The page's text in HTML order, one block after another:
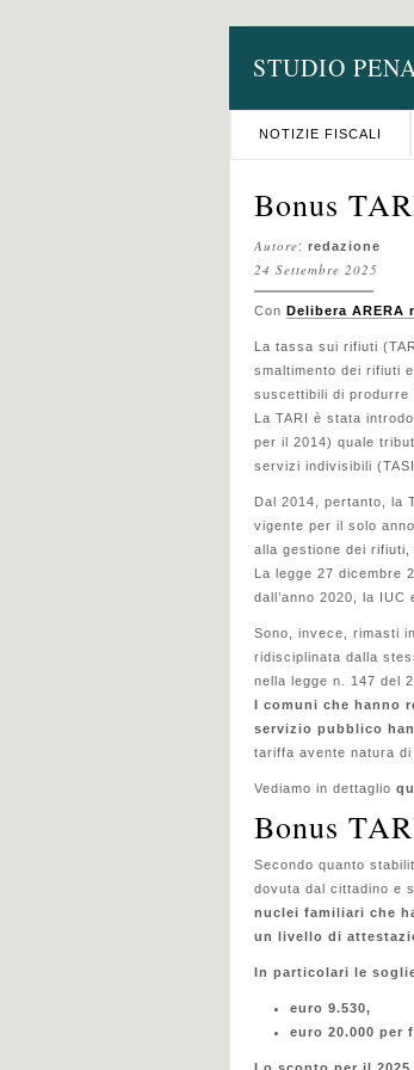
STUDIO
NOTIZIE FISCALI
Bonus
Autore: redazione
24 Settembre 2025
Con Delibera ARERA
La tassa sui rifiuti
smaltimento dei rifiuti
suscettibili di produrre
La TARI è stata
per il 2014) quale
servizi indivisibili
Dal 2014, pertanto, la
vigente per il solo
alla gestione dei rifiuti,
La legge 27 dicembre
dall’anno 2020, la
Sono, invece, rimasti
ridisciplinata dalla
nella legge n. 147 del
I comuni che hanno
servizio pubblico
tariffa avente natura
Vediamo in dettaglio
Bonus
Secondo quanto
dovuta dal cittadino e
nuclei familiari che
un livello di
In particolari le
euro 9.530,
euro 20.000